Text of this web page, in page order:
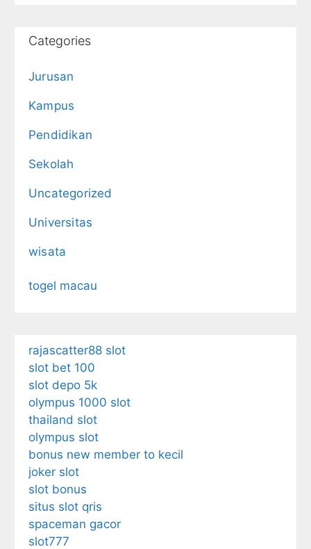
Categories
Jurusan
Kampus
Pendidikan
Sekolah
Uncategorized
Universitas
wisata
togel macau
rajascatter88 slot
slot bet 100
slot depo 5k
olympus 1000 slot
thailand slot
olympus slot
bonus new member to kecil
joker slot
slot bonus
situs slot qris
spaceman gacor
slot777